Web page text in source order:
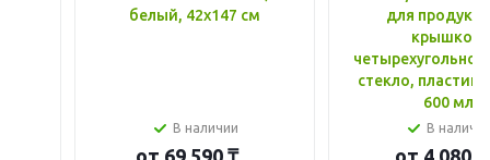
белый, 42x147 см
В наличии
от 69 590 ₸
для
крышкой,
стекло, пластик
600 мл
В
от 4 080 ₸